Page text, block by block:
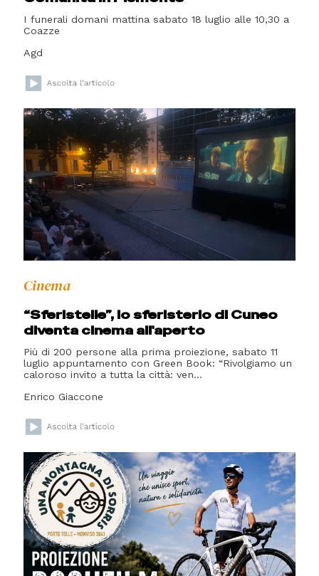
I funerali domani mattina sabato 18 luglio alle 10,30 a
Coazze
Agd
Cinema
“Sferistelle”, lo sferisterio di Cuneo
diventa cinema all'aperto
Più di 200 persone alla prima proiezione, sabato 11
luglio appuntamento con Green Book: “Rivolgiamo un
caloroso invito a tutta la città: ven...
Enrico Giaccone